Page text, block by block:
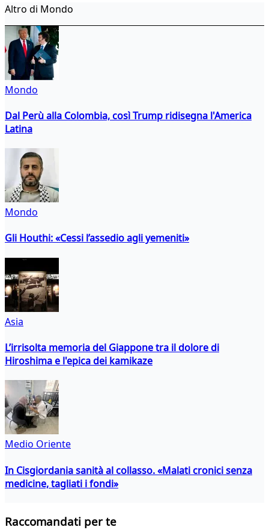
Altro di Mondo
Mondo
Dal Perù alla Colombia, così Trump ridisegna l'America
Latina
Mondo
Gli Houthi: «Cessi l’assedio agli yemeniti»
Asia
L’irrisolta memoria del Giappone tra il dolore di
Hiroshima e l'epica dei kamikaze
Medio Oriente
In Cisgiordania sanità al collasso. «Malati cronici senza
medicine, tagliati i fondi»
Raccomandati per te